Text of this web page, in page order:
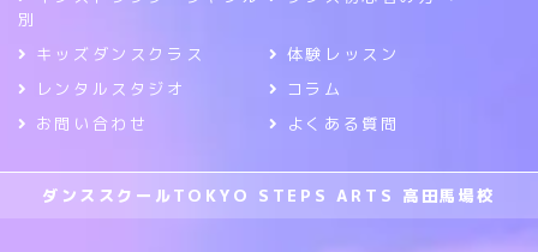
別
キッズダンスクラス
体験レッスン
レンタルスタジオ
コラム
お問い合わせ
よくある質問
ダンススクールTOKYO STEPS ARTS 高田馬場校